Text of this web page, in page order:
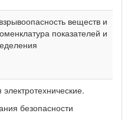
веществ и
показателей и
безопасности